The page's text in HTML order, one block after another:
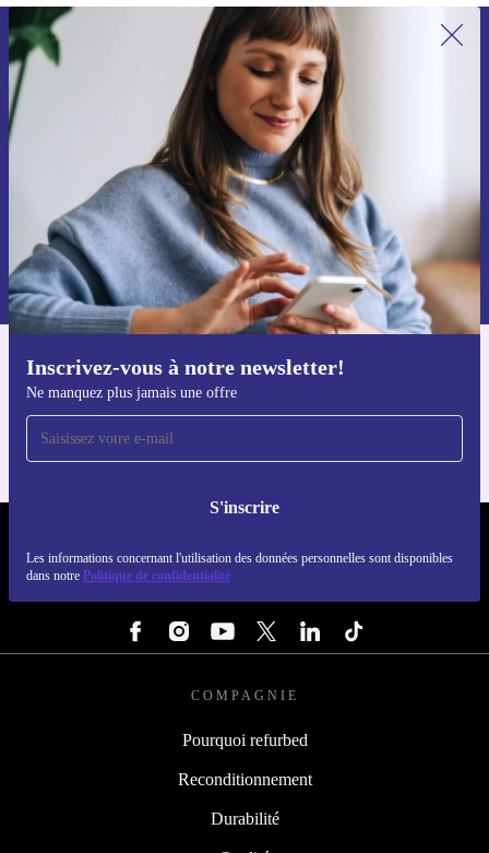
Inscrivez-vous à notre newsletter!
Ne manquez plus jamais une offre
S'inscrire
Les informations concernant l'utilisation des données personnelles sont disponibles
dans notre Politique de confidentialité
Recevoir offres et infos de refurbed
par mail
Ne manquez plus aucune offre.
S'inscrire
Retrouvez les informations sur l'utilisation des données personnelles
dans notre
politique de confidentialité.
Téléchargez l'application refurbed
Pour iOS et Android
COMPAGNIE
Pourquoi refurbed
Reconditionnement
Durabilité